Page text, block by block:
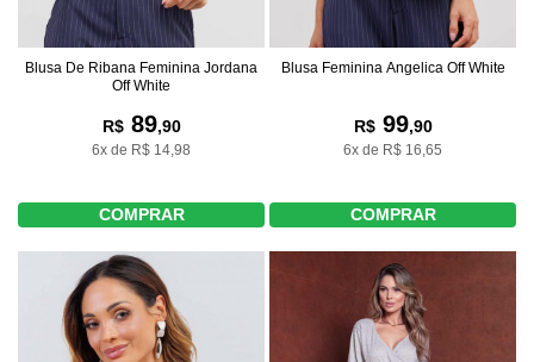
Blusa De Ribana Feminina Jordana
Off White
R$89,90
6x de R$ 14,98
COMPRAR
Blusa Feminina Angelica Off White
R$99,90
6x de R$ 16,65
COMPRAR